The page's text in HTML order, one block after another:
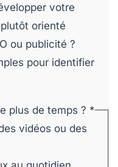
votre
orienté
ou publicité ?
pour identifier
plus de temps ? *
vidéos ou des